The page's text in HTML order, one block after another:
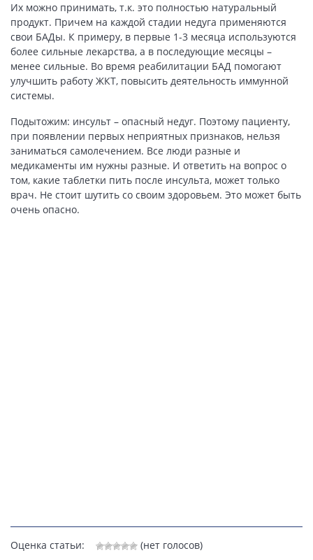
Их можно принимать, т.к. это полностью натуральный
продукт. Причем на каждой стадии недуга применяются
свои БАДы. К примеру, в первые 1-3 месяца используются
более сильные лекарства, а в последующие месяцы –
менее сильные. Во время реабилитации БАД помогают
улучшить работу ЖКТ, повысить деятельность иммунной
системы.
Подытожим: инсульт – опасный недуг. Поэтому пациенту,
при появлении первых неприятных признаков, нельзя
заниматься самолечением. Все люди разные и
медикаменты им нужны разные. И ответить на вопрос о
том, какие таблетки пить после инсульта, может только
врач. Не стоит шутить со своим здоровьем. Это может быть
очень опасно.
Оценка статьи: (нет голосов)